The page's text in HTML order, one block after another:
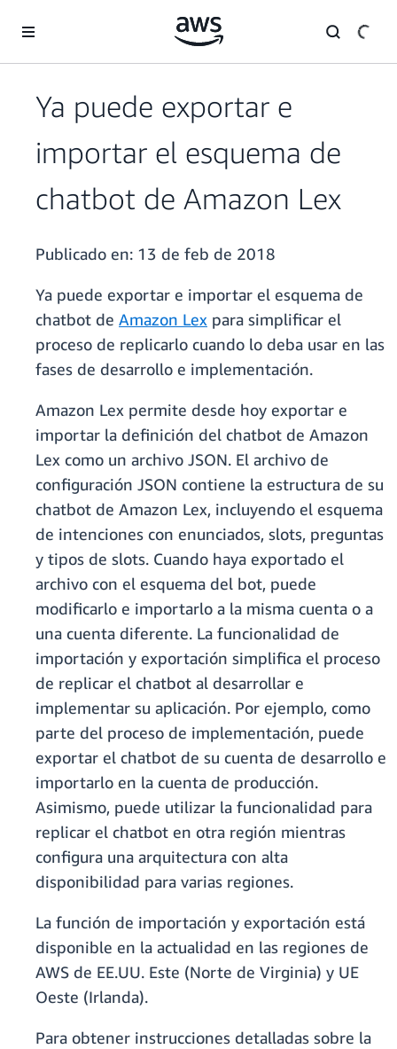
Ya puede exportar e
importar el esquema de
chatbot de Amazon Lex
Publicado en: 13 de feb de 2018
Ya puede exportar e importar el esquema de
chatbot de Amazon Lex para simplificar el
proceso de replicarlo cuando lo deba usar en las
fases de desarrollo e implementación.
Amazon Lex permite desde hoy exportar e
importar la definición del chatbot de Amazon
Lex como un archivo JSON. El archivo de
configuración JSON contiene la estructura de su
chatbot de Amazon Lex, incluyendo el esquema
de intenciones con enunciados, slots, preguntas
y tipos de slots. Cuando haya exportado el
archivo con el esquema del bot, puede
modificarlo e importarlo a la misma cuenta o a
una cuenta diferente. La funcionalidad de
importación y exportación simplifica el proceso
de replicar el chatbot al desarrollar e
implementar su aplicación. Por ejemplo, como
parte del proceso de implementación, puede
exportar el chatbot de su cuenta de desarrollo e
importarlo en la cuenta de producción.
Asimismo, puede utilizar la funcionalidad para
replicar el chatbot en otra región mientras
configura una arquitectura con alta
disponibilidad para varias regiones.
La función de importación y exportación está
disponible en la actualidad en las regiones de
AWS de EE.UU. Este (Norte de Virginia) y UE
Oeste (Irlanda).
Para obtener instrucciones detalladas sobre la